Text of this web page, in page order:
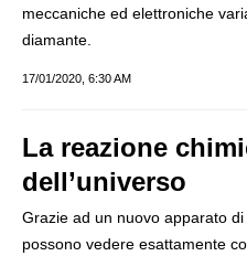
meccaniche ed elettroniche
diamante.
17/01/2020, 6:30 AM
La reazione
dell’universo
Grazie ad un nuovo apparato
possono vedere esattamente